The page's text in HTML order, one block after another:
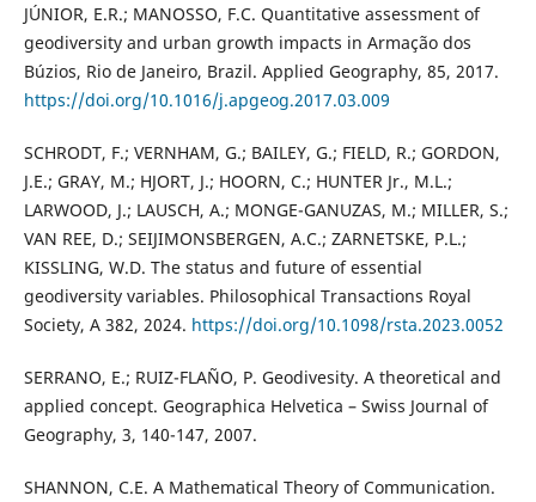
JÚNIOR, E.R.; MANOSSO, F.C. Quantitative assessment of
geodiversity and urban growth impacts in Armação dos
Búzios, Rio de Janeiro, Brazil. Applied Geography, 85, 2017.
https://doi.org/10.1016/j.apgeog.2017.03.009
SCHRODT, F.; VERNHAM, G.; BAILEY, G.; FIELD, R.; GORDON,
J.E.; GRAY, M.; HJORT, J.; HOORN, C.; HUNTER Jr., M.L.;
LARWOOD, J.; LAUSCH, A.; MONGE-GANUZAS, M.; MILLER, S.;
VAN REE, D.; SEIJIMONSBERGEN, A.C.; ZARNETSKE, P.L.;
KISSLING, W.D. The status and future of essential
geodiversity variables. Philosophical Transactions Royal
Society, A 382, 2024. https://doi.org/10.1098/rsta.2023.0052
SERRANO, E.; RUIZ-FLAÑO, P. Geodivesity. A theoretical and
applied concept. Geographica Helvetica – Swiss Journal of
Geography, 3, 140-147, 2007.
SHANNON, C.E. A Mathematical Theory of Communication.